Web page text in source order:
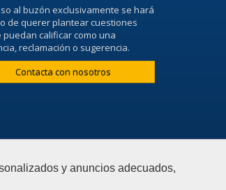
y anuncios adecuados,
al buzón exclusivamente se hará
de querer plantear cuestiones
puedan calificar como una
reclamación o sugerencia.
Contacta con nosotros